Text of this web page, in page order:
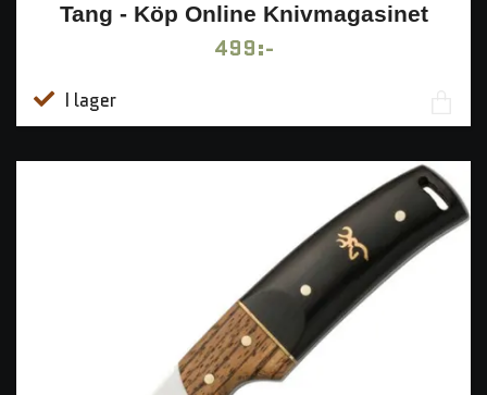
Tang - Köp Online Knivmagasinet
499:-
I lager